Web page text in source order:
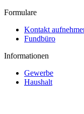
Formulare
Kontakt
Fundbüro
Informationen
Gewerbe
Haushalt